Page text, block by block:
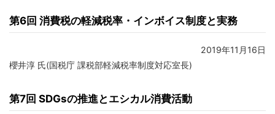
第6回 消費税の軽減税率・インボイス制度と実務
2019年11月16日
櫻井淳 氏(国税庁 課税部軽減税率制度対応室長)
第7回 SDGsの推進とエシカル消費活動